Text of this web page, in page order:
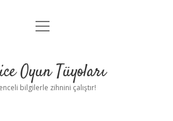
Anasayfa
Yasal Uyarı
menüyü
Oyun Tüyoları
bilgilerle zihnini çalıştır!